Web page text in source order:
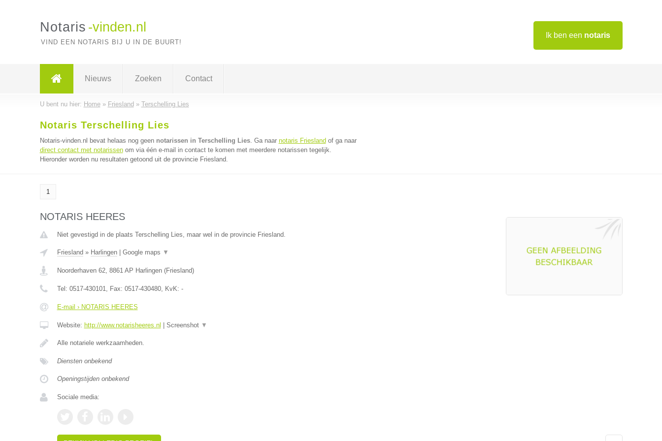
Ik ben een notaris
Notaris -vinden.nl
VIND EEN NOTARIS BIJ U IN DE BUURT!
Nieuws Zoeken Contact
U bent nu hier: Home» Friesland » Terschelling Lies
Notaris Terschelling Lies
Notaris-vinden.nl bevat helaas nog geen notarissen in Terschelling Lies. Ga naar notaris Friesland of ga naar
direct contact met notarissenom via één e-mail in contact te komen met meerdere notarissen tegelijk.
Hieronder worden nu resultaten getoond uit de provincie Friesland.
1
NOTARIS HEERES
Niet gevestigd in de plaats Terschelling Lies, maar wel in de provincie Friesland.
Friesland » Harlingen| Google maps ▼
Noorderhaven 62, 8861 AP Harlingen(Friesland)
Tel: 0517-430101, Fax: 0517-430480, KvK: -
E-mail › NOTARIS HEERES
Website: http://www.notarisheeres.nl Screenshot ▼
Alle notariele werkzaamheden.
Diensten onbekend
Openingstijden onbekend
Sociale media: